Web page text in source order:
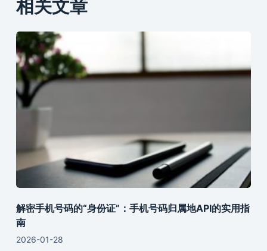
相关文章
解密手机号码的“身份证”：手机号码归属地API的实用指
南
2026-01-28